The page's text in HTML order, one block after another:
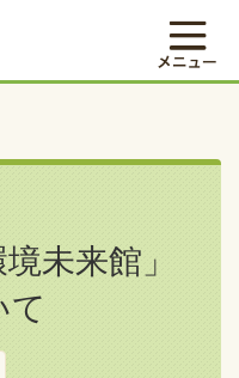
未来館」
て